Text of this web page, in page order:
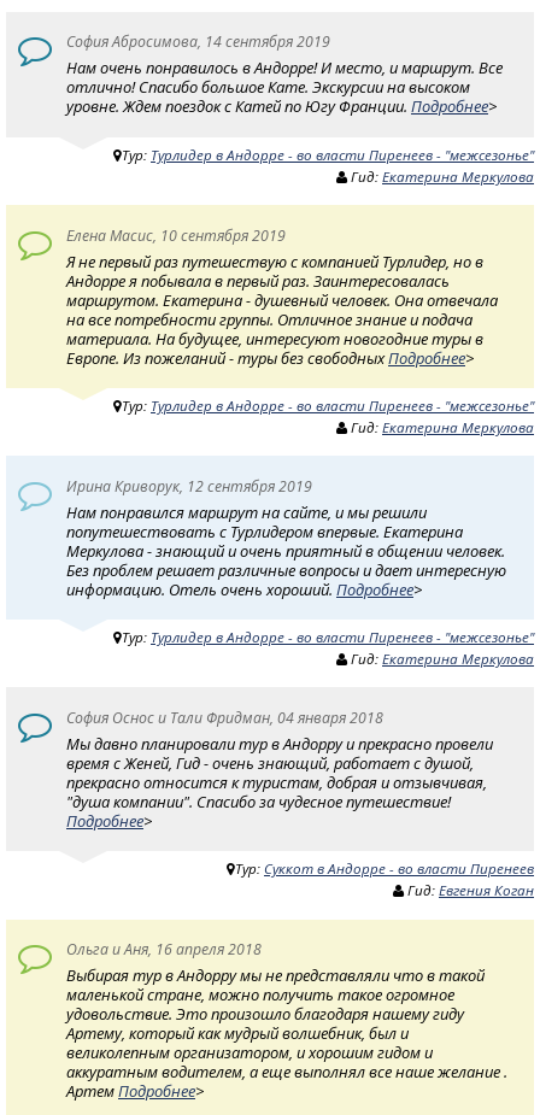
София Абросимова, 14 сентября 2019
Нам очень понравилось в Андорре! И место, и маршрут. Все
отлично! Спасибо большое Кате. Экскурсии на высоком
уровне. Ждем поездок с Катей по Югу Франции. Подробнее>
Тур: Турлидер в Андорре - во власти Пиренеев - "межсезонье"
Гид: Екатерина Меркулова
Елена Масис, 10 сентября 2019
Я не первый раз путешествую с компанией Турлидер, но в
Андорре я побывала в первый раз. Заинтересовалась
маршрутом. Екатерина - душевный человек. Она отвечала
на все потребности группы. Отличное знание и подача
материала. На будущее, интересуют новогодние туры в
Европе. Из пожеланий - туры без свободныхПодробнее>
Тур: Турлидер в Андорре - во власти Пиренеев - "межсезонье"
Гид: Екатерина Меркулова
Ирина Криворук, 12 сентября 2019
Нам понравился маршрут на сайте, и мы решили
попутешествовать с Турлидером впервые. Екатерина
Меркулова - знающий и очень приятный в общении человек.
Без проблем решает различные вопросы и дает интересную
информацию. Отель очень хороший. Подробнее>
Тур: Турлидер в Андорре - во власти Пиренеев - "межсезонье"
Гид: Екатерина Меркулова
София Оснос и Тали Фридман, 04 января 2018
Мы давно планировали тур в Андорру и прекрасно провели
время с Женей, Гид - очень знающий, работает с душой,
прекрасно относится к туристам, добрая и отзывчивая,
"душа компании". Спасибо за чудесное путешествие!
Подробнее>
Тур: Суккот в Андорре - во власти Пиренеев
Гид: Евгения Коган
Ольга и Аня, 16 апреля 2018
Выбирая тур в Андорру мы не представляли что в такой
маленькой стране, можно получить такое огромное
удовольствие. Это произошло благодаря нашему гиду
Артему, который как мудрый волшебник, был и
великолепным организатором, и хорошим гидом и
аккуратным водителем, а еще выполнял все наше желание .
АртемПодробнее>